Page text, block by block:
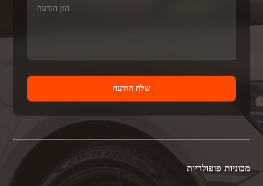
שלח הודעה
מכוניות פופולריות